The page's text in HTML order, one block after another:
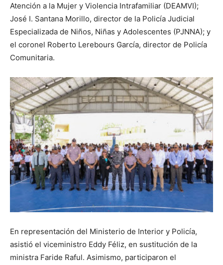
Atención a la Mujer y Violencia Intrafamiliar (DEAMVI);
José I. Santana Morillo, director de la Policía Judicial
Especializada de Niños, Niñas y Adolescentes (PJNNA); y
el coronel Roberto Lerebours García, director de Policía
Comunitaria.
En representación del Ministerio de Interior y Policía,
asistió el viceministro Eddy Féliz, en sustitución de la
ministra Faride Raful. Asimismo, participaron el